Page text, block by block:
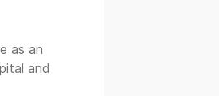
as an
and